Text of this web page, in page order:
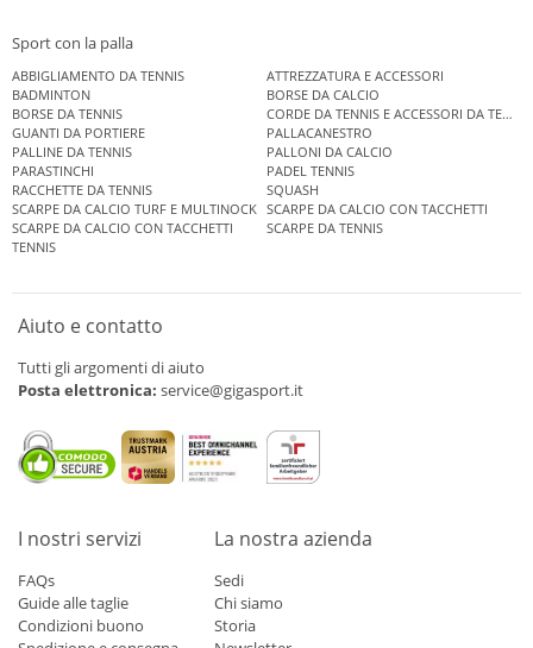
Sport con la palla
ABBIGLIAMENTO DA TENNIS
ATTREZZATURA E ACCESSORI
BADMINTON
BORSE DA CALCIO
BORSE DA TENNIS
CORDE DA TENNIS E ACCESSORI DA TENNIS
GUANTI DA PORTIERE
PALLACANESTRO
PALLINE DA TENNIS
PALLONI DA CALCIO
PARASTINCHI
PADEL TENNIS
RACCHETTE DA TENNIS
SQUASH
SCARPE DA CALCIO TURF E MULTINOCK SCARPE DA CALCIO CON TACCHETTI
SCARPE DA CALCIO CON TACCHETTI
SCARPE DA TENNIS
TENNIS
Aiuto e contatto
Tutti gli argomenti di aiuto
Posta elettronica: service@gigasport.it
I nostri servizi
FAQs
Guide alle taglie
Condizioni buono
La nostra azienda
Sedi
Chi siamo
Storia